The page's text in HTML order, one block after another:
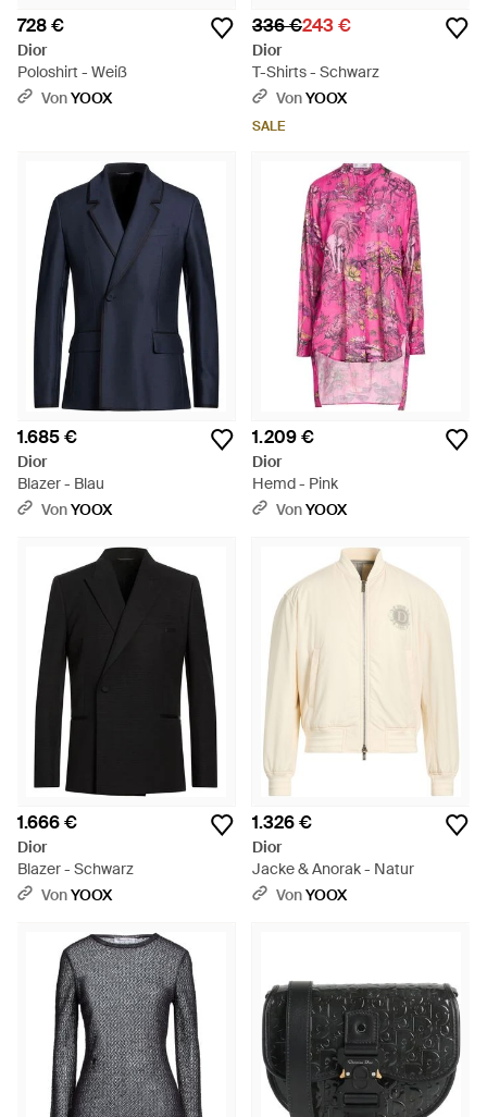
728 €
Dior
Poloshirt - Weiß
VonYOOX
336 €243 €
Dior
T-Shirts - Schwarz
VonYOOX
SALE
1.685 €
Dior
Blazer - Blau
VonYOOX
1.209 €
Dior
Hemd - Pink
VonYOOX
1.666 €
Dior
Blazer - Schwarz
VonYOOX
1.326 €
Dior
Jacke & Anorak - Natur
VonYOOX